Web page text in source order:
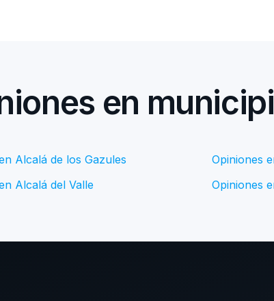
en
Alcalá de los Gazules
Alcalá del Valle
Opiniones
Opiniones